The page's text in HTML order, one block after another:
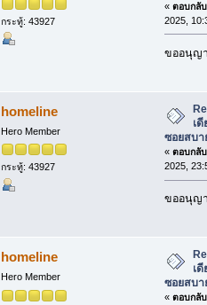
กระทู้: 43927
« ตอบกลั
2025,
ขออนุญ
homeline
Hero Member
กระทู้: 43927
เ
ซอยสบา
« ตอบกลั
2025,
ขออนุญ
homeline
Hero Member
เ
ซอยสบา
« ตอบกลั